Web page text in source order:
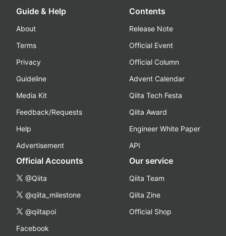
Guide & Help
About
Terms
Privacy
Guideline
Media Kit
Feedback/Requests
Help
Advertisement
Contents
Release Note
Official Event
Official Column
Advent Calendar
Qiita Tech Festa
Qiita Award
Engineer White Paper
API
Official Accounts
@Qiita
@qiita_milestone
@qiitapoi
Facebook
Our service
Qiita Team
Qiita Zine
Official Shop